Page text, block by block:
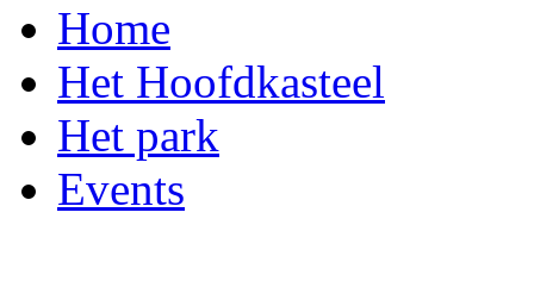
Home
Het Hoofdkasteel
Het park
Events